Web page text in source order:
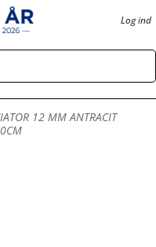
Log ind
12 MM ANTRACIT